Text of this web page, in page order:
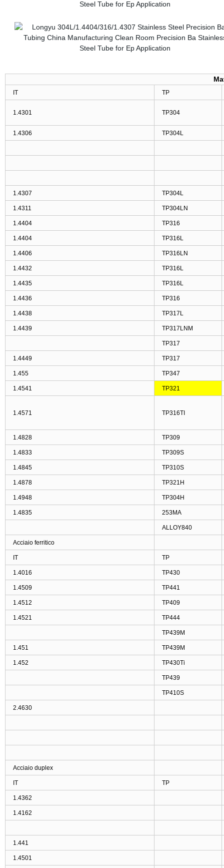
IT TP
1.4301 TP304
1.4306 TP304L
1.4307 TP304L
1.4311 TP304LN
1.4404 TP316
1.4404 TP316L
1.4406 TP316LN
1.4432 TP316L
1.4435 TP316L
1.4436 TP316
1.4438 TP317L
1.4439 TP317LNM
TP317
1.4449 TP317
1.455 TP347
1.4541 TP321
1.4571 TP316TI
1.4828 TP309
1.4833 TP309S
1.4845 TP310S
1.4878 TP321H
1.4948 TP304H
1.4835 253MA
ALLOY840
Acciaio ferritico
IT TP
1.4016 TP430
1.4509 TP441
1.4512 TP409
1.4521 TP444
TP439M
1.451 TP439M
1.452 TP430Ti
TP439
TP410S
2.4630
Acciaio duplex
IT TP
1.4362
1.4162
1.441
1.4501